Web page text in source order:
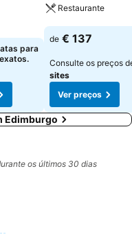
para
Restaurante
Ver preços
de € 137
Consulte os preços
sites
Ver preços
Edimburgo
os últimos 30 dias